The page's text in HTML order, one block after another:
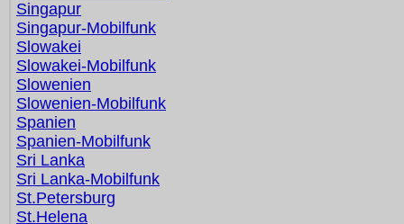
Singapur
Singapur-Mobilfunk
Slowakei
Slowakei-Mobilfunk
Slowenien
Slowenien-Mobilfunk
Spanien
Spanien-Mobilfunk
Sri Lanka
Sri Lanka-Mobilfunk
St.Petersburg
St.Helena